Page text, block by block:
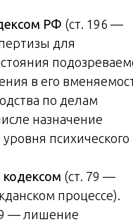
РФ (ст. 196 —
для
в его
по делам
назначение
психического
кодексом (ст. 79 —
процессе).
— лишение